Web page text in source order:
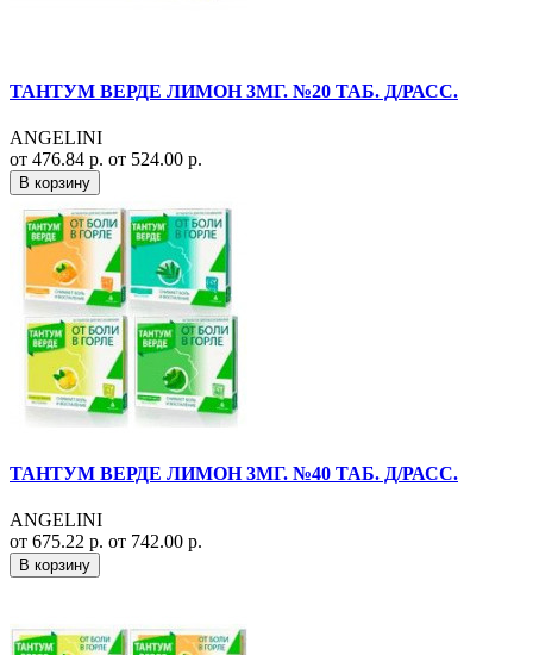
ТАНТУМ ВЕРДЕ ЛИМОН 3МГ. №20 ТАБ. Д/РАСС.
ANGELINI
от 476.84 р. от 524.00 р.
В корзину
ТАНТУМ ВЕРДЕ ЛИМОН 3МГ. №40 ТАБ. Д/РАСС.
ANGELINI
от 675.22 р. от 742.00 р.
В корзину